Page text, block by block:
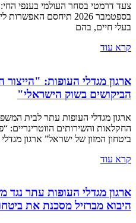
בספטמבר 2026 תיחסם
בעלי חיים, בהם
קרא עוד
ארגון מגדלי העופות:
הביקושים בשוק הישראלי"
ארגון מגדלי העופות עתר לבית
החקלאות והשירותים הווטרינריים:
ביטחון המזון של ישראל” ארגון
קרא עוד
ארגון מגדלי העופות עתר
היבוא מברזיל מסכנת את